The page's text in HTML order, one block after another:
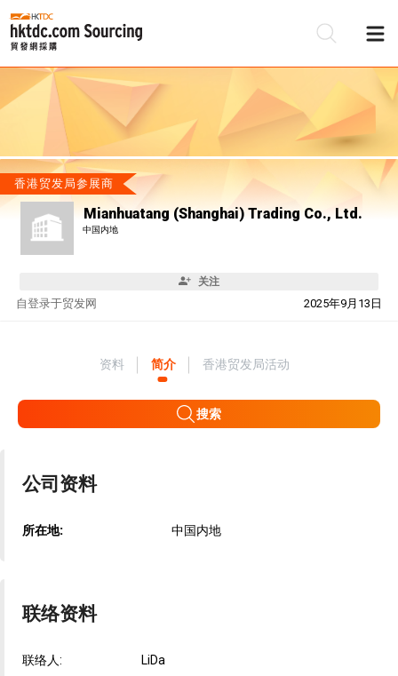
香港贸发局参展商
Mianhuatang (Shanghai) Trading Co., Ltd.
中国内地
关注
自 2025年9月13日
登录于贸发网
资料 简介 香港贸发局活动
搜索
公司资料
所在地: 中国内地
联络资料
联络人: LiDa